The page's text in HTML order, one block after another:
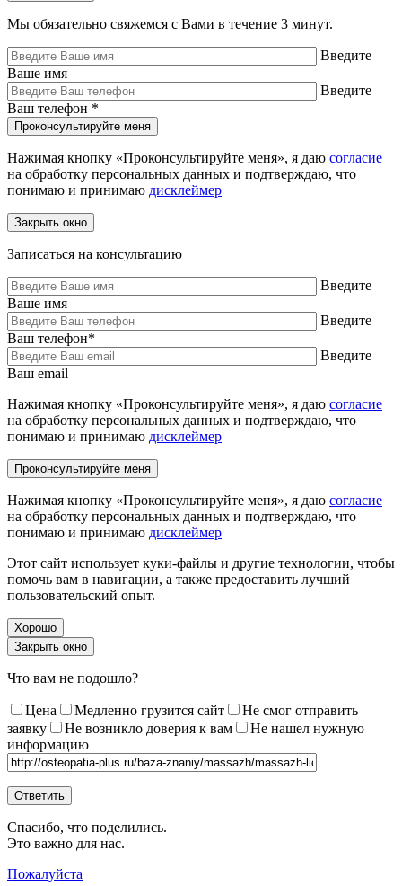
Мы обязательно свяжемся с Вами в течение 3 минут.
Введите
Ваше имя
Введите
Ваш телефон *
Нажимая кнопку «Проконсультируйте меня», я даю согласие
на обработку персональных данных и подтверждаю, что
понимаю и принимаю дисклеймер
Закрыть окно
Записаться на консультацию
Введите
Ваше имя
Введите
Ваш телефон*
Введите
Ваш email
Нажимая кнопку «Проконсультируйте меня», я даю согласие
на обработку персональных данных и подтверждаю, что
понимаю и принимаю дисклеймер
Нажимая кнопку «Проконсультируйте меня», я даю согласие
на обработку персональных данных и подтверждаю, что
понимаю и принимаю дисклеймер
Этот сайт использует куки-файлы и другие технологии, чтобы
помочь вам в навигации, а также предоставить лучший
пользовательский опыт.
Хорошо
Закрыть окно
Что вам не подошло?
Цена Медленно грузится сайт
Не смог отправить
заявку
Не возникло доверия к вам
Не нашел нужную
информацию
Спасибо, что поделились.
Это важно для нас.
Пожалуйста